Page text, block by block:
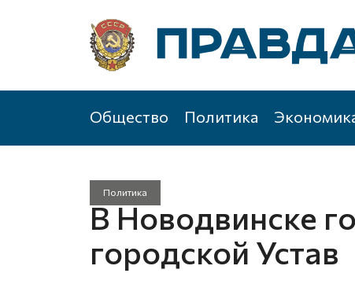
Общество Политика
Политика
В Новодвинске
городской Устав